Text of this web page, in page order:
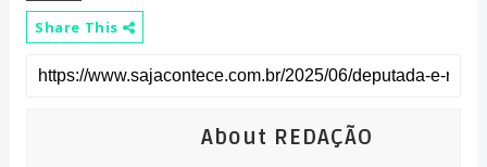
Share This
About REDAÇÃO